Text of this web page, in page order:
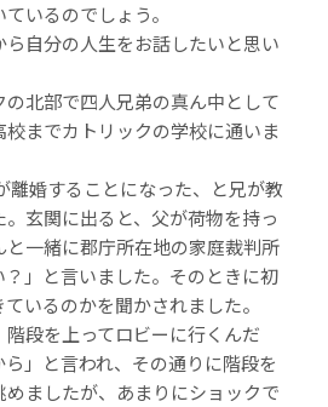
いるのでしょう。
自分の人生をお話したいと思い
北部で四人兄弟の真ん中として
までカトリックの学校に通いま
離婚することになった、と兄が教
玄関に出ると、父が荷物を持っ
一緒に郡庁所在地の家庭裁判所
？」と言いました。そのときに初
いるのかを聞かされました。
階段を上ってロビーに行くんだ
」と言われ、その通りに階段を
めましたが、あまりにショックで